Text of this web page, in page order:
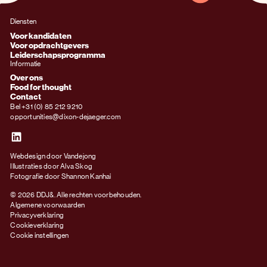
Diensten
Voor kandidaten
Voor opdrachtgevers
Leiderschapsprogramma
Informatie
Over ons
Food for thought
Contact
Bel +31 (0) 85 212 9210
opportunities@dixon-dejaeger.com
Webdesign door Vandejong
Illustraties door Alva Skog
Fotografie door Shannon Kanhai
© 2026 DDJ&. Alle rechten voorbehouden.
Algemene voorwaarden
Privacyverklaring
Cookieverklaring
Cookie instellingen